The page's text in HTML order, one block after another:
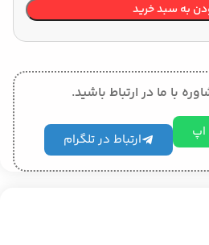
به سبد خرید
با ما در ارتباط باشید.
اپ ارتباط در تلگرام